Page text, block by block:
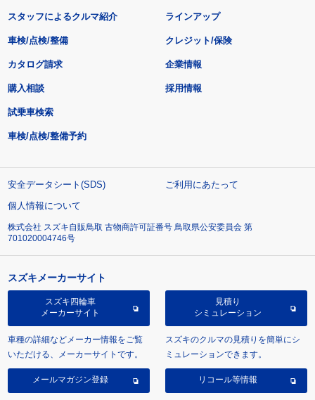
スタッフによるクルマ紹介 ラインアップ
車検/点検/整備 クレジット/保険
カタログ請求
購入相談
試乗車検索
車検/点検/整備予約
企業情報
採用情報
安全データシート(SDS)
ご利用にあたって
個人情報について
株式会社 スズキ自販鳥取 古物商許可証番号 鳥取県公安委員会 第
701020004746号
スズキメーカーサイト
スズキ四輪車
メーカーサイト
車種の詳細などメーカー情報をご覧
いただける、メーカーサイトです。
見積り
シミュレーション
スズキのクルマの見積りを簡単にシ
ミュレーションできます。
メールマガジン登録 リコール等情報